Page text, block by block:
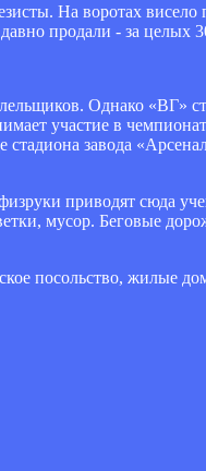
На воротах
продали - за целых
Однако «ВГ»
участие в
завода
приводят сюда
мусор. Беговые
посольство, жилые